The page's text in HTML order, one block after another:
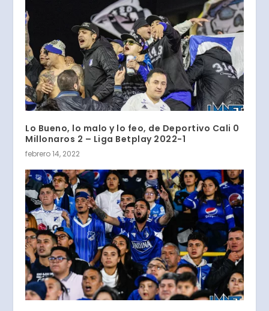
Lo Bueno, lo malo y lo feo, de Deportivo Cali 0
Millonaros 2 – Liga Betplay 2022-1
febrero 14, 2022